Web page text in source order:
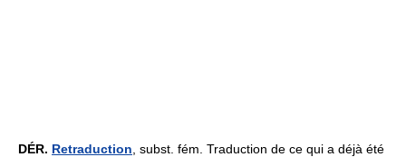
DÉR. Retraduction , subst. fém. Traduction de ce qui a déjà été